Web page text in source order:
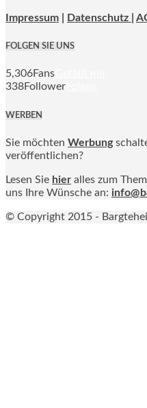
Impressum Datenschutz |
FOLGEN SIE UNS
5,306Fans
338Follower
WERBEN
Sie möchten Werbung
veröffentlichen?
Lesen Sie hier alles zum
uns Ihre Wünsche an:
© Copyright 2015 -